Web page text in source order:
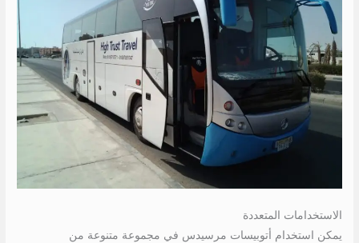
الاستخدامات المتعددة
يمكن استخدام أتوبيسات مرسيدس في مجموعة متنوعة من